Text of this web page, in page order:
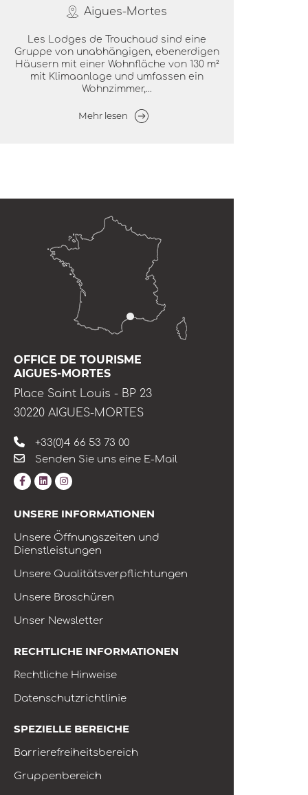
Aigues-Mortes
Les Lodges de Trouchaud sind eine
Gruppe von unabhängigen, ebenerdigen
Häusern mit einer Wohnfläche von 130 m²
mit Klimaanlage und umfassen ein
Wohnzimmer,...
Mehr lesen
OFFICE DE TOURISME
AIGUES-MORTES
Place Saint Louis - BP 23
30220 AIGUES-MORTES
+33(0)4 66 53 73 00
Senden Sie uns eine E-Mail
UNSERE INFORMATIONEN
Unsere Öffnungszeiten und
Dienstleistungen
Unsere Qualitätsverpflichtungen
Unsere Broschüren
Unser Newsletter
RECHTLICHE INFORMATIONEN
Rechtliche Hinweise
Datenschutzrichtlinie
SPEZIELLE BEREICHE
Barrierefreiheitsbereich
Gruppenbereich